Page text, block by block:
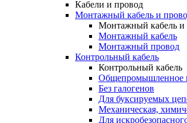
Кабели и провод
Монтажный кабель и
Монтажный кабель и
Монтажный кабель
Монтажный провод
Контрольный кабель
Контрольный кабель
Общепромышленное
Без галогенов
Для буксируемых
Механическая,
Для